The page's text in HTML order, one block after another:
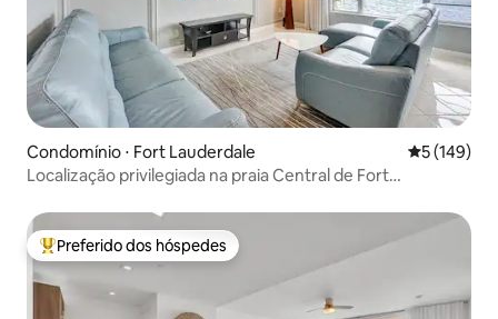
Condomínio ⋅ Fort Lauderdale 5 de uma
5 (149)
Localização privilegiada na praia Central de Fort
Entre os melhores preferidos dos hóspedes
Preferido dos hóspedes